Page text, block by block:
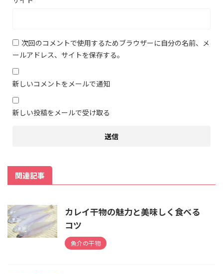
次回のコメントで使用するためブラウザーに自分の名前、メ
ールアドレス、サイトを保存する。
新しいコメントをメールで通知
新しい投稿をメールで受け取る
関連記事
カレイ干物の魅力と美味しく食べる
コツ
魚介の干物